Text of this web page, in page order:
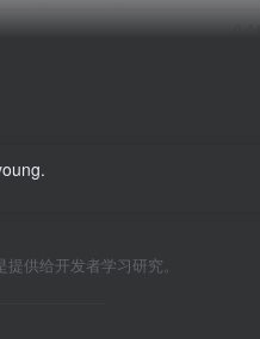
供给开发者学习研究。